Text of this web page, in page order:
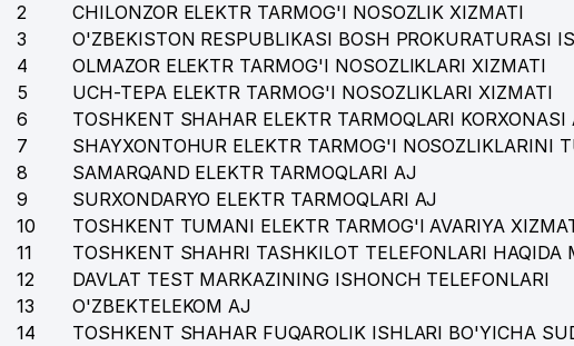
BOLALAR BOG'CHASI №301
TOSHKENT AXBOROT TEXNOLOGIYALARI UNIVERSITETI
O'ZEKSPOMARKAZ MKK AJ
SADAF POZITIV MChJ
GAYBNAZAROV A.X. YAKKA TARTIBDAGI TADBIRKOR
MUROD FAYZ MChJ
GROWING TRADE XUSUSIY KORXONASI
2
CHILONZOR ELEKTR TARMOG'I NOSOZLIK XIZMATI
3
O'ZBEKISTON RESPUBLIKASI BOSH PROKURATURASI
4
OLMAZOR ELEKTR TARMOG'I NOSOZLIKLARI XIZMATI
5
UCH-TEPA ELEKTR TARMOG'I NOSOZLIKLARI XIZMATI
6
TOSHKENT SHAHAR ELEKTR TARMOQLARI KORXONASI
7
SHAYXONTOHUR ELEKTR TARMOG'I NOSOZLIKLARINI
8
SAMARQAND ELEKTR TARMOQLARI AJ
9
SURXONDARYO ELEKTR TARMOQLARI AJ
10
TOSHKENT TUMANI ELEKTR TARMOG'I AVARIYA
11
TOSHKENT SHAHRI TASHKILOT TELEFONLARI HAQIDA
12
DAVLAT TEST MARKAZINING ISHONCH TELEFONLARI
13
O'ZBEKTELEKOM AJ
14
TOSHKENT SHAHAR FUQAROLIK ISHLARI BO'YICHA